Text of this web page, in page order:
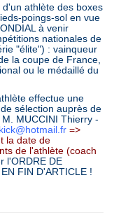
athlète des boxes
poings-sol en vue
à venir
nationales de
"élite") : vainqueur
la coupe de France
ou le médaillé du
effectue une
sélection auprès de
MUCCINI Thierry -
=>
la date de
de l'athlète (coach
l'ORDRE DE
EN FIN D'ARTICLE !